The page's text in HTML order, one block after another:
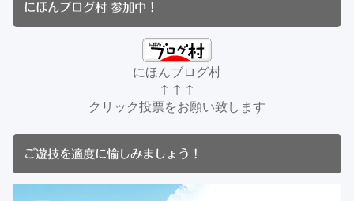
にほんブログ村 参加中！
にほんブログ村
↑ ↑ ↑
クリック投票をお願い致します
ご遊技を適度に愉しみましょう！